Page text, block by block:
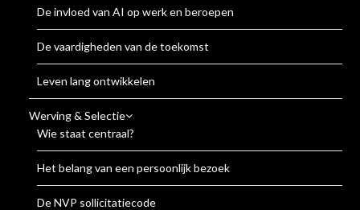
De invloed van AI op werk en beroepen
De vaardigheden van de toekomst
Leven lang ontwikkelen
Werving & Selectie
Wie staat centraal?
Het belang van een persoonlijk bezoek
De NVP sollicitatiecode